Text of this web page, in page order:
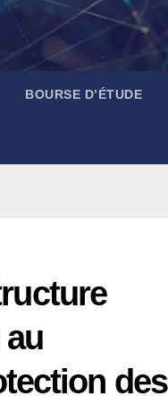
BOURSE D’ÉTUDE
des